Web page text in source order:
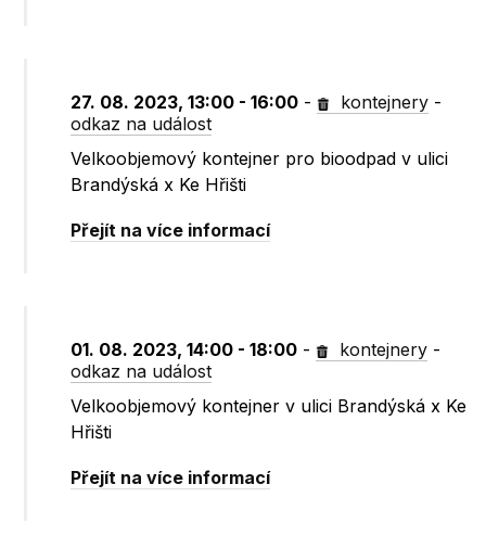
27. 08. 2023, 13:00 - 16:00 - kontejnery -
odkaz na událost
Velkoobjemový kontejner pro bioodpad v ulici
Brandýská x Ke Hřišti
Přejít na více informací
01. 08. 2023, 14:00 - 18:00 - kontejnery -
odkaz na událost
Velkoobjemový kontejner v ulici Brandýská x Ke
Hřišti
Přejít na více informací